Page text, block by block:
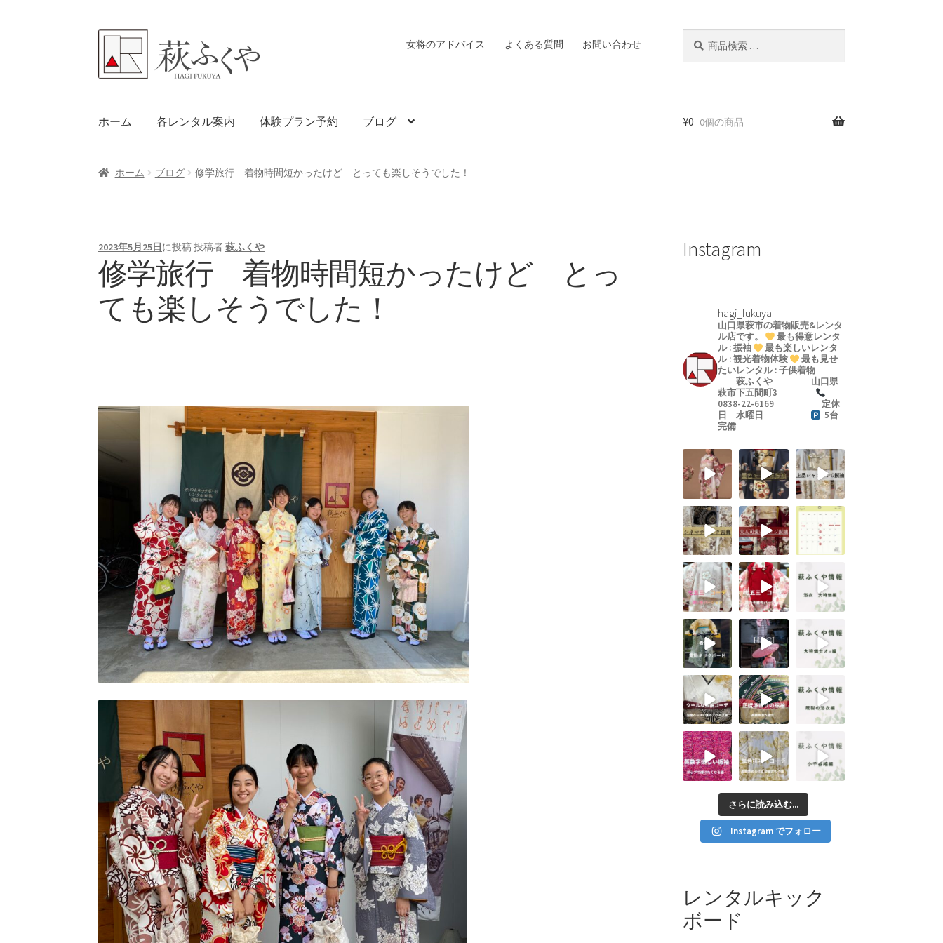
ナ
ゲ
ョ
ス
コ
テ
へ
ッ
女将のアドバイス よくある質問 お問い合わせ
ホーム 各レンタル案内 体験プラン予約 ブログ ¥0 0個の商品
ホーム ブログ 修学旅行 着物時間短かったけど とっても楽しそうでした！
2023年5月25日 に投稿投稿者萩ふくや
修学旅行 着物時間短かったけど とっ
ても楽しそうでした！
Instagram
hagi_fukuya
山口県萩市の着物販売&レンタ
ル店です。
最も得意レンタ
ル : 振袖
最も楽しいレンタ
ル : 観光着物体験
最も見せ
たいレンタル : 子供着物
萩ふくや山口県
萩市下五間町3
0838-22-6169定休
日 水曜日
5台
完備
さらに読み込む...
Instagram でフォロー
レンタルキック
ボード